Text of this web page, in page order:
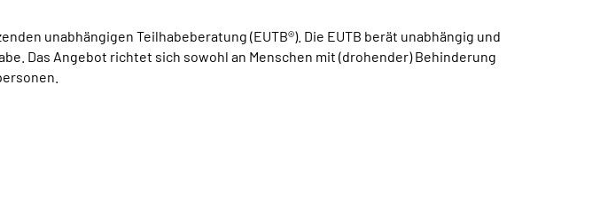
unabhängigen Teilhabeberatung (EUTB®). Die EUTB berät unabhängig und
Das Angebot richtet sich sowohl an Menschen mit (drohender) Behinderung